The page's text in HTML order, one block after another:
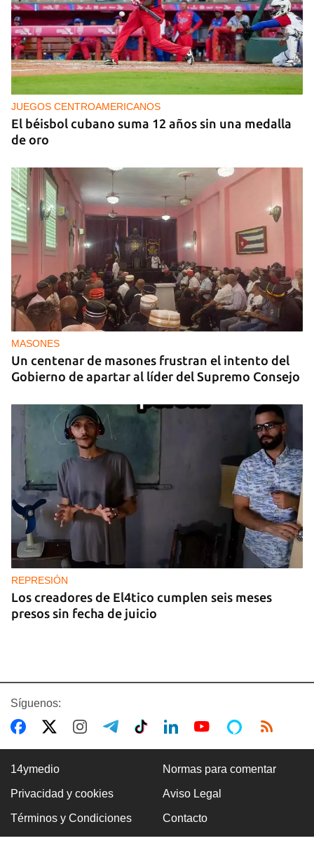
25N
Pese al subregistro de los datos oficiales, Cuba
tiene una alta incidencia de feminicidios
JUEGOS CENTROAMERICANOS
El béisbol cubano suma 12 años sin una medalla
de oro
MASONES
Un centenar de masones frustran el intento del
Gobierno de apartar al líder del Supremo Consejo
REPRESIÓN
Los creadores de El4tico cumplen seis meses
presos sin fecha de juicio
BANCARIZACIÓN
La ausencia de un mercado de divisas operativo
Síguenos:
14ymedio Normas para comentar
Privacidad y cookies Aviso Legal
Términos y Condiciones Contacto